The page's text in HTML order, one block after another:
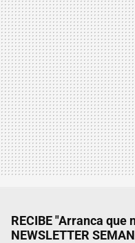
RECIBE "Arranca que
NEWSLETTER